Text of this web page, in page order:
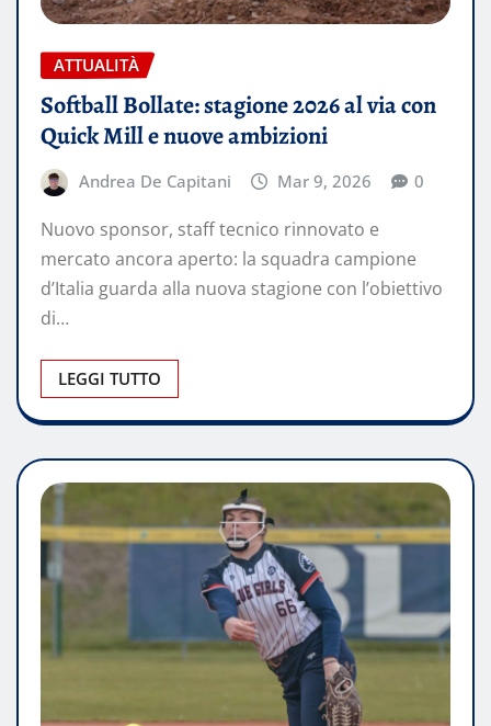
ATTUALITÀ
Softball Bollate: stagione 2026 al via con
Quick Mill e nuove ambizioni
Andrea De Capitani Mar 9, 2026 0
Nuovo sponsor, staff tecnico rinnovato e
mercato ancora aperto: la squadra campione
d’Italia guarda alla nuova stagione con l’obiettivo
di…
LEGGI TUTTO